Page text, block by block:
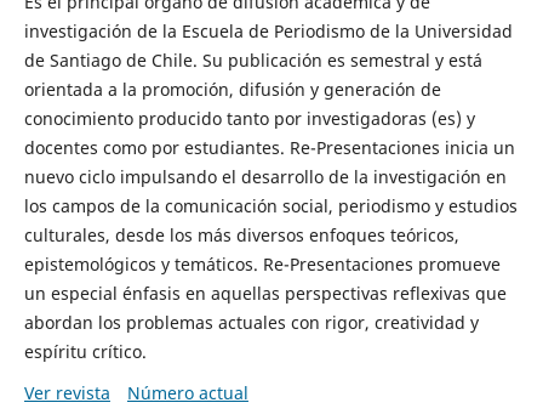
investigación de la Escuela de Periodismo de la Universidad
de Santiago de Chile. Su publicación es semestral y está
orientada a la promoción, difusión y generación de
conocimiento producido tanto por investigadoras (es) y
docentes como por estudiantes. Re-Presentaciones inicia un
nuevo ciclo impulsando el desarrollo de la investigación en
los campos de la comunicación social, periodismo y estudios
culturales, desde los más diversos enfoques teóricos,
epistemológicos y temáticos. Re-Presentaciones promueve
un especial énfasis en aquellas perspectivas reflexivas que
abordan los problemas actuales con rigor, creatividad y
espíritu crítico.
Ver revista
Número actual